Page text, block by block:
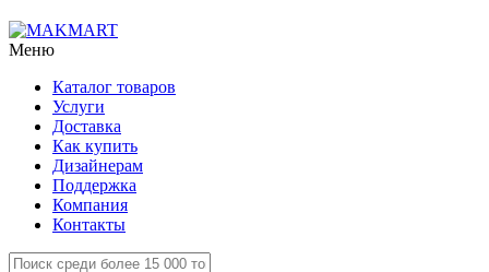
Меню
Каталог товаров
Услуги
Доставка
Как купить
Дизайнерам
Поддержка
Компания
Контакты